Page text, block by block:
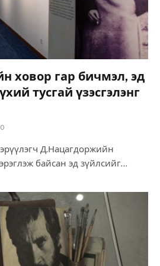
ховор гар бичмэл, эд
тусгай үзэсгэлэнг
0
Д.Нацагдоржийн
байсан эд зүйлсийг